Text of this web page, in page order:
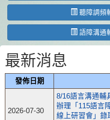
聽障調頻
語障溝通
最新消息
發佈日期
2026-07-30
8/16語言溝通輔
辦理「115語言
線上研習會」錄